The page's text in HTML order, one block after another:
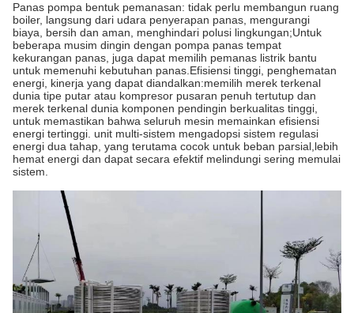
Panas pompa bentuk pemanasan: tidak perlu membangun ruang
boiler, langsung dari udara penyerapan panas, mengurangi
biaya, bersih dan aman, menghindari polusi lingkungan;Untuk
beberapa musim dingin dengan pompa panas tempat
kekurangan panas, juga dapat memilih pemanas listrik bantu
untuk memenuhi kebutuhan panas.Efisiensi tinggi, penghematan
energi, kinerja yang dapat diandalkan:memilih merek terkenal
dunia tipe putar atau kompresor pusaran penuh tertutup dan
merek terkenal dunia komponen pendingin berkualitas tinggi,
untuk memastikan bahwa seluruh mesin memainkan efisiensi
energi tertinggi. unit multi-sistem mengadopsi sistem regulasi
energi dua tahap, yang terutama cocok untuk beban parsial,lebih
hemat energi dan dapat secara efektif melindungi sering memulai
sistem.